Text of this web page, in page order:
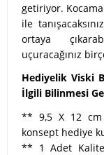
getiriyor.
ile
ortaya
uçuracağınız
Hediyelik Viski
İlgili Bilinmesi
** 9,5 X 12 cm
konsept hediye
** 1 Adet